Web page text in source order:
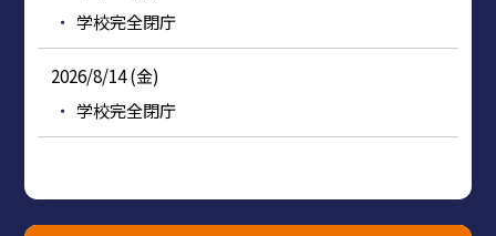
学校完全閉庁
2026/8/14 (金)
学校完全閉庁